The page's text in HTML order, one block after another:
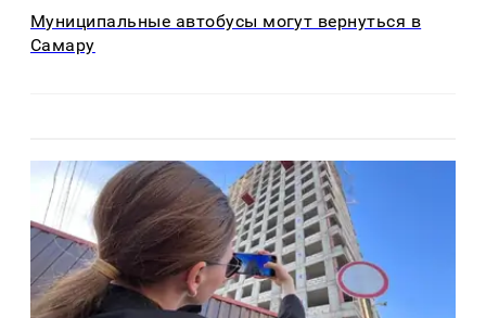
Муниципальные автобусы могут вернуться в
Самару